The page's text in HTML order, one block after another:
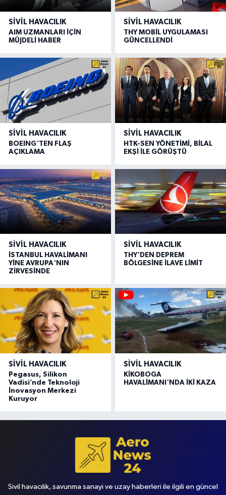
SIVIL HAVACILIK
AIM UZMANLARI İÇİN
MÜJDELİ HABER
SIVIL HAVACILIK
THY MOBİL UYGULAMASI
GÜNCELLENDİ
SIVIL HAVACILIK
BOEING'TEN FLAŞ
AÇIKLAMA
SIVIL HAVACILIK
HTK-SEN YÖNETİMİ, BİLAL
EKŞİ İLE GÖRÜŞTÜ
SIVIL HAVACILIK
İSTANBUL HAVALİMANI
YİNE AVRUPA'NIN
ZİRVESİNDE
SIVIL HAVACILIK
THY'DEN DEPREM
BÖLGESİNE İLAVE LİMİT
SIVIL HAVACILIK
Pegasus, Silikon
Vadisi’nde Teknoloji
İnovasyon Merkezi
Kuruyor
SIVIL HAVACILIK
KİKOBOGA
HAVALİMANI'NDA İKİ KAZA
Sivil havacılık, savunma sanayi ve uzay haberleri ile ilgili en güncel